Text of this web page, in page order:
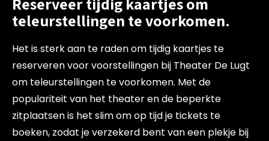
teleurstellingen te voorkomen.
Het is sterk aan te raden om tijdig kaartjes te
reserveren voor voorstellingen bij Theater De Lugt
om teleurstellingen te voorkomen. Met de
populariteit van het theater en de beperkte
zitplaatsen is het slim om op tijd je tickets te
boeken, zodat je verzekerd bent van een plekje bij